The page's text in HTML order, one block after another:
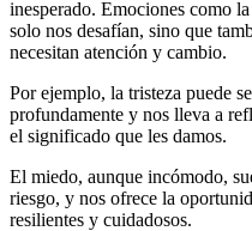
inesperado. Emociones como
solo nos desafían, sino que
necesitan atención y cambio.
Por ejemplo, la tristeza puede
profundamente y nos lleva a
el significado que les damos.
El miedo, aunque incómodo,
riesgo, y nos ofrece la
resilientes y cuidadosos.